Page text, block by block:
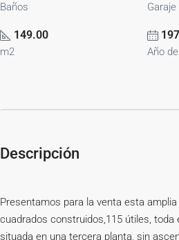
Baños Garaje
149.00
m2 Año
Descripción
Presentamos para la venta esta
cuadrados construidos,115 útiles, toda
situada en una tercera planta, sin